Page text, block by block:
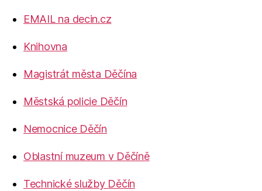
EMAIL na decin.cz
Knihovna
Magistrát města Děčína
Městská policie Děčín
Nemocnice Děčín
Oblastní muzeum v Děčíně
Technické služby Děčín